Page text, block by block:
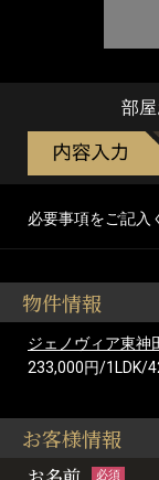
部
必要事項をご記入
物件情報
ジェノヴィア東神
233,000円/1LDK/
お客様情報
必須